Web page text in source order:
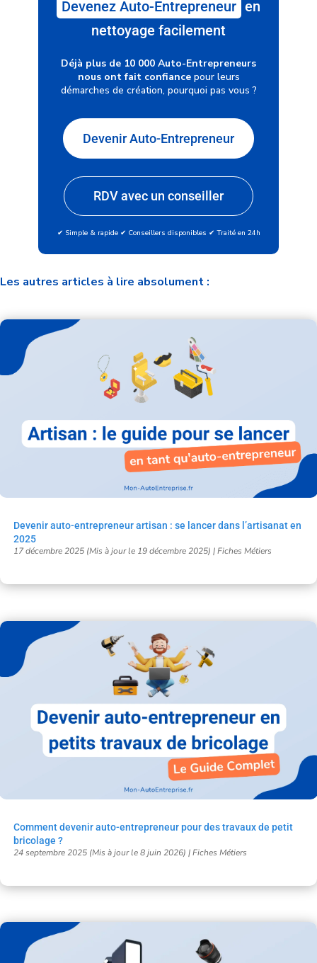
Devenez Auto-Entrepreneur en
nettoyage facilement
Déjà plus de 10 000 Auto-Entrepreneurs
nous ont fait confiancepour leurs
démarches de création, pourquoi pas vous ?
Devenir Auto-Entrepreneur
RDV avec un conseiller
✔ Simple & rapide ✔ Conseillers disponibles ✔ Traité en 24h
Les autres articles à lire absolument :
Devenir auto-entrepreneur artisan : se lancer dans l’artisanat en
2025
17 décembre 2025 (Mis à jour le 19 décembre 2025) |Fiches Métiers
Comment devenir auto-entrepreneur pour des travaux de petit
bricolage ?
24 septembre 2025 (Mis à jour le 8 juin 2026) |Fiches Métiers